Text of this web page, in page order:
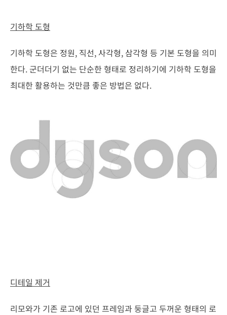
기하학 도형
기하학 도형은 정원, 직선, 사각형, 삼각형 등 기본 도형을 의미
한다. 군더더기 없는 단순한 형태로 정리하기에 기하학 도형을
최대한 활용하는 것만큼 좋은 방법은 없다.
디테일 제거
리모와가 기존 로고에 있던 프레임과 둥글고 두꺼운 형태의 로